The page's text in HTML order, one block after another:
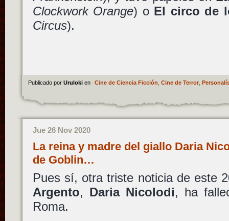
Clockwork Orange) o El circo de
Circus).
Publicado por Uruloki en Cine de Ciencia Ficción Cine de Terror,
Jue 26 Nov 2020
La reina y madre del giallo Daria
de Goblin…
Pues sí, otra triste noticia de este
Argento, Daria Nicolodi, ha
Roma.